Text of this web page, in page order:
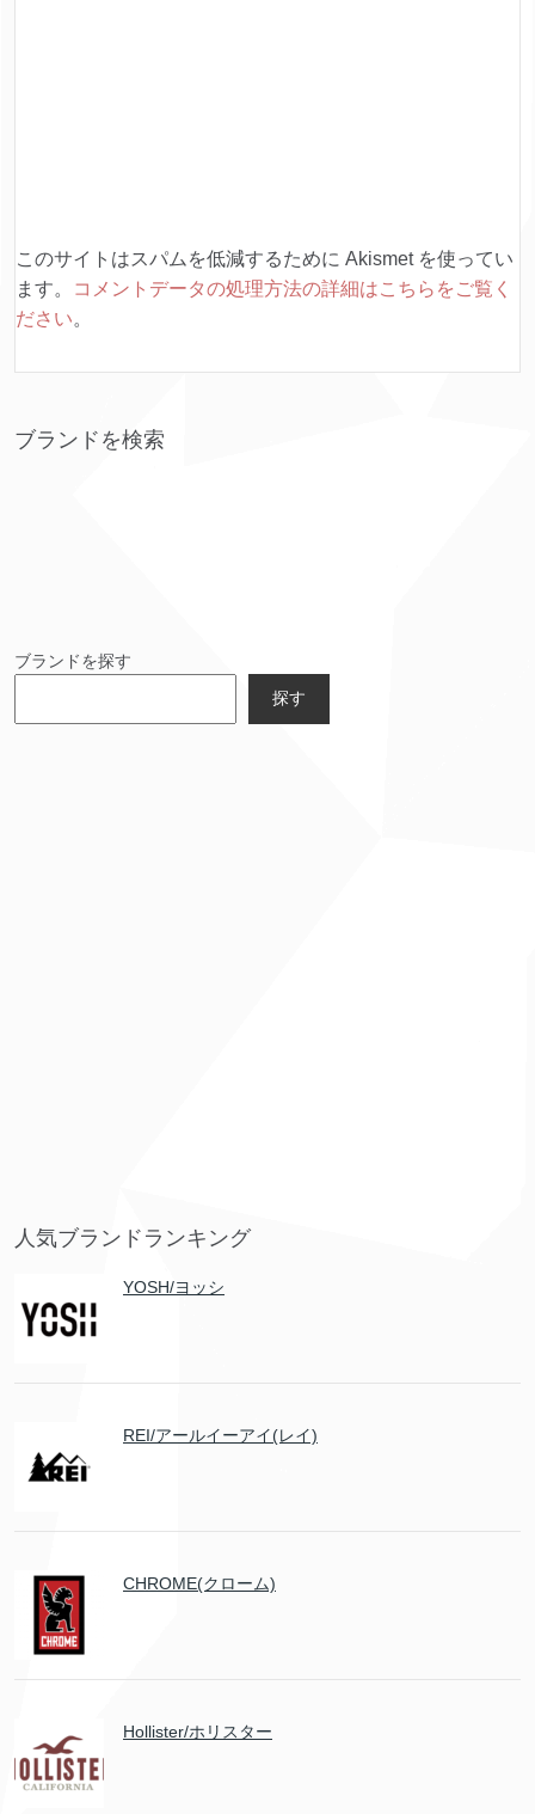
このサイトはスパムを低減するために Akismet を使ってい
ます。
コメントデータの処理方法の詳細はこちらをご覧く
ださい。
ブランドを検索
ブランドを探す
探す
人気ブランドランキング
YOSH/ヨッシ
REI/アールイーアイ(レイ)
CHROME(クローム)
Hollister/ホリスター